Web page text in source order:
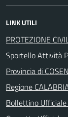
LINK UTILI
PROTEZIONE
Sportello Attività
Provincia di
Regione
Bollettino